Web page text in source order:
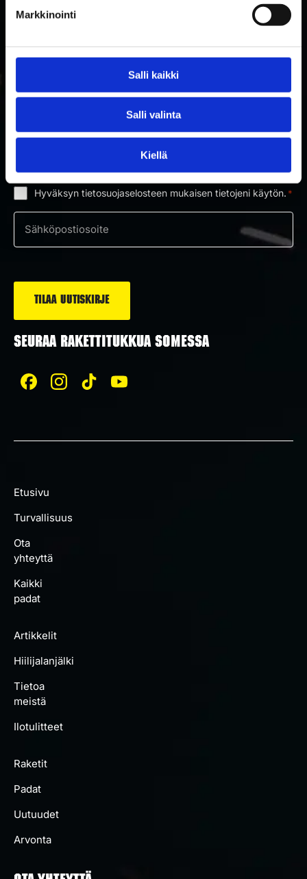
Markkinointi
Salli kaikki
Salli valinta
Kiellä
TILAA RAKETTITUKUN UUTISKIRJE
Tilaa uutiskirje ja saat ensimmäisenä tietoa uutuuksista ja
tarjouksista!
Hyväksyn tietosuojaselosteen mukaisen tietojeni käytön. *
Sähköposti
SEURAA RAKETTITUKKUA SOMESSA
Etusivu
Turvallisuus
Ota
yhteyttä
Kaikki
padat
Artikkelit
Hiilijalanjälki
Tietoa
meistä
Ilotulitteet
Raketit
Padat
Uutuudet
Arvonta